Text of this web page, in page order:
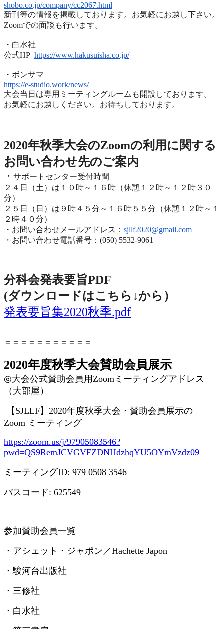
shobo.co.jp/company/cc2067.html
新刊等の情報を掲載しております。お気軽にお越し下さい。
Zoomでの面談も行います。
・白水社
公式HP https://www.hakusuisha.co.jp/
・ボンサマ
https://e-studio.work/news/
大会当日は専用ミーティングルームも開設しております。
お気軽にお越しください。お待ちしております。
2020年秋季大会のZoomの利用に関する
お問い合わせ先のご案内
・ サポートセンター受付時間
２４日（土）は１０時～１６時（休憩１２時～１２時３０
分）
２５日（日）は９時４５分～１６時５５分（休憩１２時～ １
２時４０分）
・お問い合わせメールアドレス： sjllf2020@gmail.com
・お問い合わせ電話番号：(050) 5532-9061
分科会発表要旨PDF
(ダウンロードはこちら↓から ）
発表要旨集2020秋季.pdf
＝＝＝＝＝＝＝＝＝＝＝
2020年度秋季大会賛助会員展示
◎大会公式賛助会員用Zoom ミーティングアドレス
（大部屋）
【 SJLLF】 2020年度秋季大会・賛助会員展示の
Zoom ミーティング
https://zoom.us/j/97905083546?
pwd=QS9RemJCVGVFZDNHdzhqYU5OYmVzdz09
ミーティングID: 979 0508 3546
パスコード: 625549
参加賛助会員一覧
・アシェット・ジャポン／Hachette Japon
・駿河台出版社
・三修社
・白水社